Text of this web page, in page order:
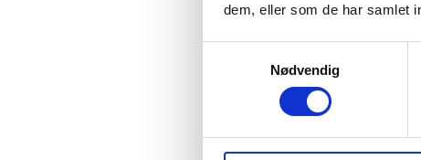
dem, eller som de har samlet
Nødvendig